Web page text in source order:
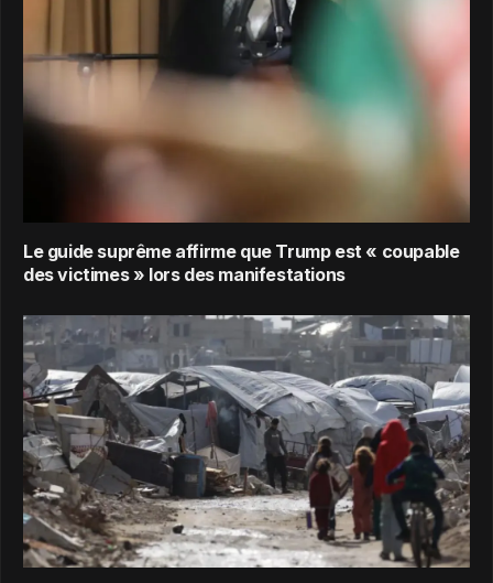
Le guide suprême affirme que Trump est « coupable
des victimes » lors des manifestations